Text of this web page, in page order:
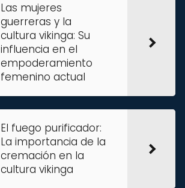
Las mujeres
guerreras y la
cultura vikinga: Su
influencia en el
empoderamiento
femenino actual
El fuego purificador:
La importancia de la
cremación en la
cultura vikinga